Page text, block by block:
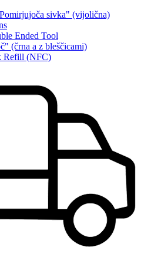
sivka" (vijolična)
Ended Tool
(črna a z bleščicami)
Refill (NFC)